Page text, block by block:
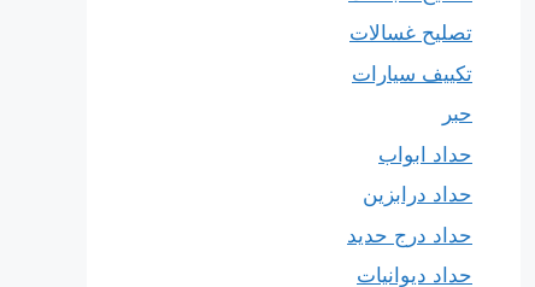
تصليح غسالات
تكييف سيارات
حبر
حداد ابواب
حداد درابزين
حداد درج حديد
حداد ديوانيات